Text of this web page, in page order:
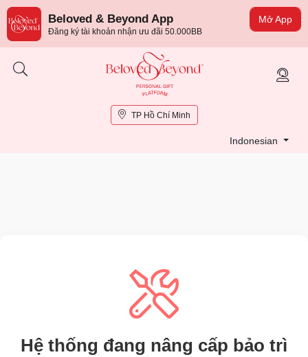
Mở App
Beloved & Beyond App
Đăng ký tài khoản nhận ưu đãi 50.000BB
TP Hồ Chí Minh
Indonesian
Hệ thống đang nâng cấp bảo trì